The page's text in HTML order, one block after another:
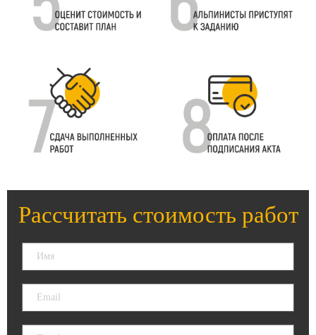
Рассчитать стоимость работ